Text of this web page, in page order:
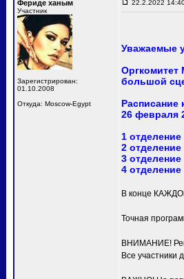
Фериде ханым
Участник
Зарегистрирован:
01.10.2008
Откуда: Moscow-Egypt
22.2.2022
Уважаемые
Оргкомитет
большой
Расписание
26 февраля
1 отделение
2 отделение
3 отделение
4 отделение
В конце
Точная
ВНИМАНИЕ!
Все